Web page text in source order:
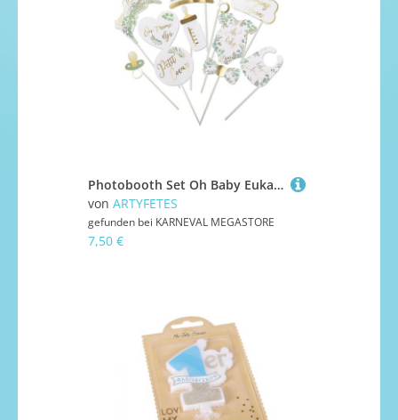
Photobooth Set Oh Baby Eukalyptus 11 Accessoires Gold
von ARTYFETES
gefunden bei KARNEVAL MEGASTORE
7,50 €